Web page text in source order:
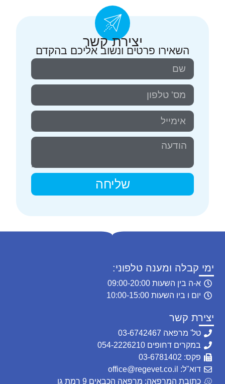
יצירת קשר
השאירו פרטים ונשוב אליכם בהקדם
שליחה
יצירת קשר
טל' מרפאה 03-6742467
במקרים דחופים 054-2226210
פקס: 03-6781402
דוא"ל: office@regevet.co.il
כתובת המרפאה: מרפאה הכבאים 9 רמת גן
ימי קבלה ומענה טלפוני:
א-ה בין השעות 09:00-20:00
יום ו ביו השעות 10:00-15:00